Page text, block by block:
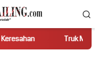
Truk Miring Hambat